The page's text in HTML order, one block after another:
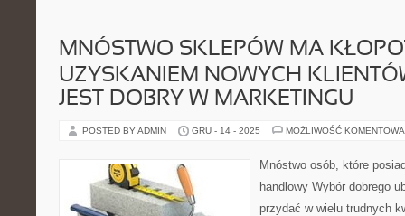
MNÓSTWO SKLEPÓW MA
UZYSKANIEM NOWYCH
JEST DOBRY W MARKETINGU
POSTED BY ADMIN GRU - 14 - 2025 MOŻLIWOŚĆ
Mnóstwo osób, które
handlowy Wybór dobrego
przydać w wielu trudnych